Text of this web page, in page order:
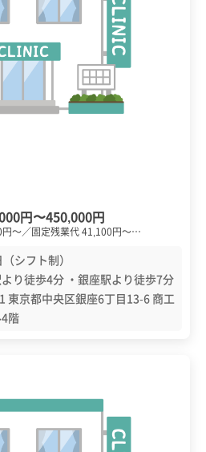
円〜450,000円
～／固定残業代 41,100円～…
シフト制）
より徒歩4分 ・銀座駅より徒歩7分
東京都中央区銀座6丁目13-6 商工
階